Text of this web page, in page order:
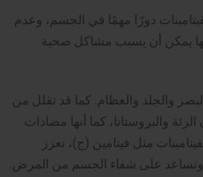
دورًا مهمًا في الجسم، وعدم
يمكن أن يسبب مشاكل صحية
والجلد والعظام. كما قد تقلل من
والبروستاتا، كما أنها مضادات
مثل فيتامين (ج)، تعزز
وتساعد على شفاء الجسم من المرض.